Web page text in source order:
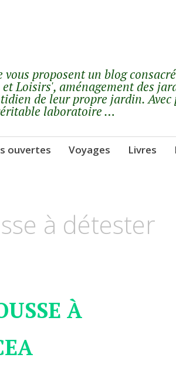
proposent un blog
Loisirs', aménagement des
de leur propre jardin. Avec
laboratoire …
ouvertes Voyages Livres
à détester
À